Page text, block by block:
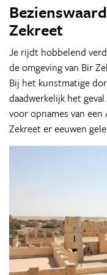
Zekreet
Je rijdt hobbelend
de omgeving van Bir
Bij het kunstmatige
daadwerkelijk het
voor opnames van
Zekreet er eeuwen